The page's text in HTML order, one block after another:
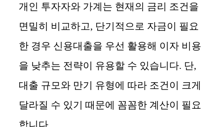
개인 투자자와 가계는 현재의 금리 조건을
면밀히 비교하고, 단기적으로 자금이 필요
한 경우 신용대출을 우선 활용해 이자 비용
을 낮추는 전략이 유용할 수 있습니다. 단,
대출 규모와 만기 유형에 따라 조건이 크게
달라질 수 있기 때문에 꼼꼼한 계산이 필요
합니다.